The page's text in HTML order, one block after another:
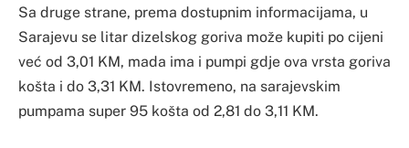
Sa druge strane, prema dostupnim informacijama, u
Sarajevu se litar dizelskog goriva može kupiti po cijeni
već od 3,01 KM, mada ima i pumpi gdje ova vrsta goriva
košta i do 3,31 KM. Istovremeno, na sarajevskim
pumpama super 95 košta od 2,81 do 3,11 KM.